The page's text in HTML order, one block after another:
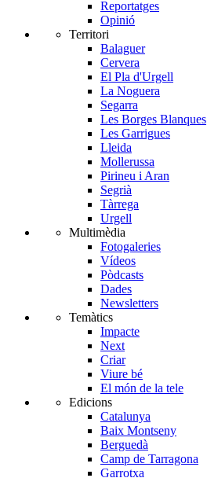
Reportatges
Opinió
Territori
Balaguer
Cervera
El Pla d'Urgell
La Noguera
Segarra
Les Borges Blanques
Les Garrigues
Lleida
Mollerussa
Pirineu i Aran
Segrià
Tàrrega
Urgell
Multimèdia
Fotogaleries
Vídeos
Pòdcasts
Dades
Newsletters
Temàtics
Impacte
Next
Criar
Viure bé
El món de la tele
Edicions
Catalunya
Baix Montseny
Berguedà
Camp de Tarragona
Garrotxa